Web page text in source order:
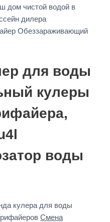
дом чистой водой в
дилера
Обеззараживающий
для воды
кулеры
воды
кулера для воды
Смена